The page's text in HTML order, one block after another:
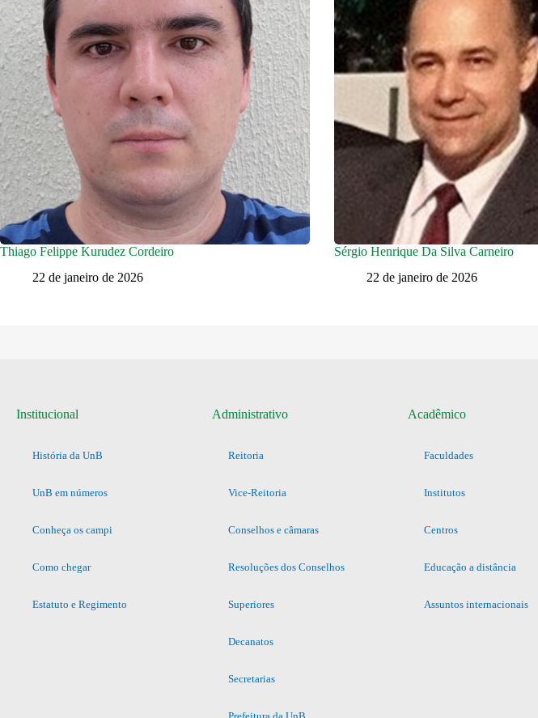
Thiago Felippe Kurudez Cordeiro
22 de janeiro de 2026
Sérgio Henrique Da Silva Carneiro
22 de janeiro de 2026
Institucional
História da UnB
UnB em números
Conheça os campi
Como chegar
Estatuto e Regimento
Administrativo
Reitoria
Vice-Reitoria
Conselhos e câmaras
Resoluções dos Conselhos
Superiores
Decanatos
Secretarias
Acadêmico
Faculdades
Institutos
Centros
Educação a distância
Assuntos internacionais